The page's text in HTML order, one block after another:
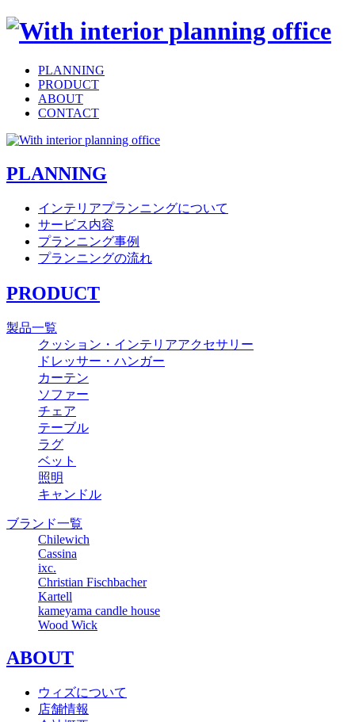
PLANNING
PRODUCT
ABOUT
CONTACT
PLANNING
インテリアプランニングについて
サービス内容
プランニング事例
プランニングの流れ
PRODUCT
製品一覧
クッション・インテリアアクセサリー
ドレッサー・ハンガー
カーテン
ソファー
チェア
テーブル
ラグ
ベット
照明
キャンドル
ブランド一覧
Chilewich
Cassina
ixc.
Christian Fischbacher
Kartell
kameyama candle house
Wood Wick
ABOUT
ウィズについて
店舗情報